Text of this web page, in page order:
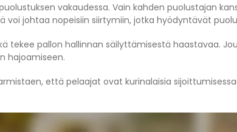
vakaudessa. Vain kahden puolustajan
johtaa nopeisiin siirtymiin, jotka hyödyntävät
tekee pallon hallinnan säilyttämisestä haastavaa.
hajoamiseen.
että pelaajat ovat kurinalaisia